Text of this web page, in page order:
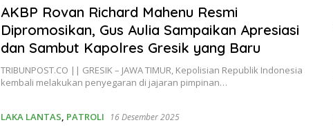
21 Desember 2025
AKBP Rovan Richard Mahenu Resmi
Dipromosikan, Gus Aulia Sampaikan Apresiasi
dan Sambut Kapolres Gresik yang Baru
TRIBUNPOST.CO || GRESIK – JAWA TIMUR, Kepolisian Republik Indonesia
kembali melakukan penyegaran di jajaran pimpinan…
LAKA LANTAS, PATROLI 16 Desember 2025